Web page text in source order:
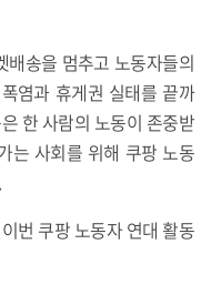
송을 멈추고 노동자들의
염과 휴게권 실태를 끝까
한 사람의 노동이 존중받
는 사회를 위해 쿠팡 노동
번 쿠팡 노동자 연대 활동